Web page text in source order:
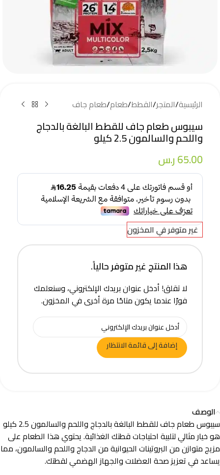
الرئيسية/المتجر/القطط/طعام/طعام جاف
سيبوس طعام جاف للقطط البالغة بالدجاج
واللحم والسالمون 2.5 كيلو
65.00ر.س
غير متوفر في المخزون
هذا المنتج غير متوفر حالياً.
لا تقلق! أدخل عنوان بريدك الإلكتروني، وسنعلمك
فورًا عندما يكون متاحًا مرة أخرى في المخزون.
إضافة إلى قائمة الانتظار
الوصف
سيبوس طعام جاف للقطط البالغة بالدجاج واللحم والسالمون 2.5 كيلو
هو خيار مثالي لتلبية احتياجات قطتك الغذائية. يحتوي هذا الطعام على
مزيج متوازن من البروتينات الحيوانية من الدجاج واللحم والسالمون، مما
يساعد في تعزيز صحة العضلات والجهاز الهضمي لقطتك.